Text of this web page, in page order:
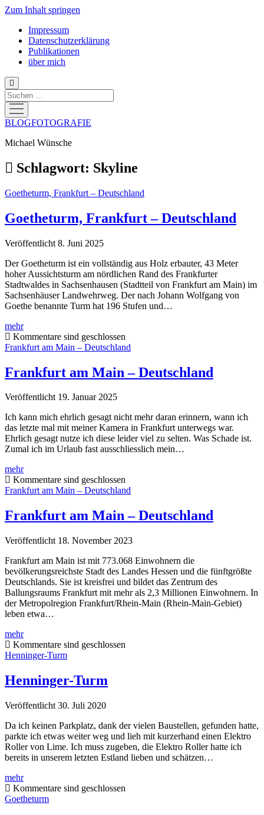
Zum Inhalt springen
Impressum
Datenschutzerklärung
Publikationen
über mich
Suchen
Menü
öffnen
BLOGFOTOGRAFIE
Michael Wünsche
Schlagwort: Skyline
Goetheturm, Frankfurt – Deutschland
Goetheturm, Frankfurt – Deutschland
Veröffentlicht 8. Juni 2025
Der Goetheturm ist ein vollständig aus Holz erbauter, 43 Meter
hoher Aussichtsturm am nördlichen Rand des Frankfurter
Stadtwaldes in Sachsenhausen (Stadtteil von Frankfurt am Main) im
Sachsenhäuser Landwehrweg. Der nach Johann Wolfgang von
Goethe benannte Turm hat 196 Stufen und…
mehrGoetheturm,
Frankfurt
–
Kommentare sind geschlossen
Frankfurt am Main – Deutschland
Frankfurt am Main – Deutschland
Veröffentlicht 19. Januar 2025
Ich kann mich ehrlich gesagt nicht mehr daran erinnern, wann ich
das letzte mal mit meiner Kamera in Frankfurt unterwegs war.
Ehrlich gesagt nutze ich diese leider viel zu selten. Was Schade ist.
Zumal ich im Urlaub fast ausschliesslich mein…
mehrFrankfurt
am
Main
Deutschland
Kommentare sind geschlossen
Frankfurt am Main – Deutschland
Frankfurt am Main – Deutschland
Veröffentlicht 18. November 2023
Frankfurt am Main ist mit 773.068 Einwohnern die
bevölkerungsreichste Stadt des Landes Hessen und die fünftgrößte
Deutschlands. Sie ist kreisfrei und bildet das Zentrum des
Ballungsraums Frankfurt mit mehr als 2,3 Millionen Einwohnern. In
der Metropolregion Frankfurt/Rhein-Main (Rhein-Main-Gebiet)
leben etwa…
mehrFrankfurt
am
Main
Deutschland
Kommentare sind geschlossen
Henninger-Turm
Henninger-Turm
Veröffentlicht 30. Juli 2020
Da ich keinen Parkplatz, dank der vielen Baustellen, gefunden hatte,
parkte ich etwas weiter weg und lieh mit kurzerhand einen Elektro
Roller von Lime. Ich muss zugeben, die Elektro Roller hatte ich
bereits in unserem letzten Estland lieben und schätzen…
mehrHenninger-
Turm
Kommentare sind geschlossen
Goetheturm